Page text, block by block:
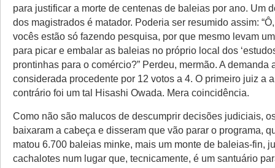
para justificar a morte de centenas de baleias por ano. Um
dos magistrados é matador. Poderia ser resumido assim:
vocês estão só fazendo pesquisa, por que mesmo levam
para picar e embalar as baleias no próprio local dos
prontinhas para o comércio?” Perdeu, mermão. A demanda
considerada procedente por 12 votos a 4. O primeiro juiz a
contrário foi um tal Hisashi Owada. Mera coincidência.
Como não são malucos de descumprir decisões judiciais,
baixaram a cabeça e disseram que vão parar o programa,
matou 6.700 baleias minke, mais um monte de baleias-fin,
cachalotes num lugar que, tecnicamente, é um santuário